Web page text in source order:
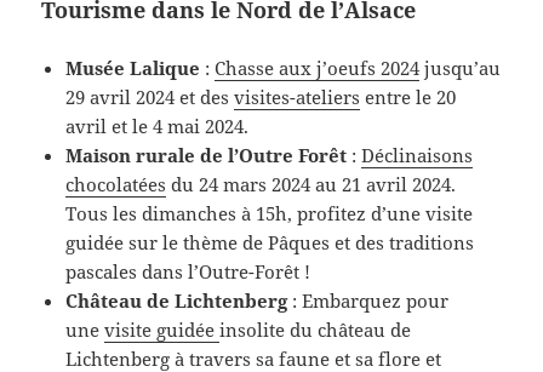
Tourisme dans le Nord de l’Alsace
Musée Lalique :Chasse aux j’oeufs 2024jusqu’au
29 avril 2024 et desvisites-ateliers entre le 20
avril et le 4 mai 2024.
Maison rurale de l’Outre Forêt :Déclinaisons
chocolatées du 24 mars 2024 au 21 avril 2024.
Tous les dimanches à 15h, profitez d’une visite
guidée sur le thème de Pâques et des traditions
pascales dans l’Outre-Forêt !
Château de Lichtenberg: Embarquez pour
unevisite guidéeinsolite du château de
Lichtenberg à travers sa faune et sa flore et